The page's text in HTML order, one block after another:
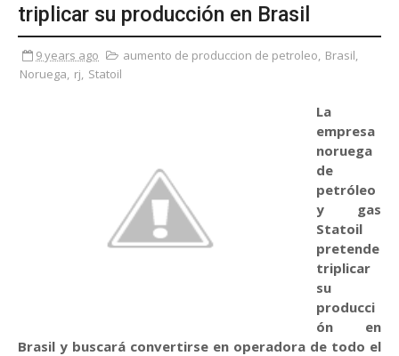
triplicar su producción en Brasil
9 years ago aumento de produccion de petroleo, Brasil,
Noruega, rj, Statoil
La
empresa
noruega
de
petróleo
y gas
Statoil
pretende
triplicar
su
producci
ón en
Brasil y buscará convertirse en operadora de todo el